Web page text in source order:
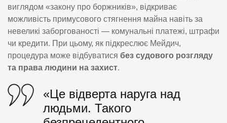
виглядом «закону про боржників», відкриває
можливість примусового стягнення майна навіть за
невеликі заборгованості — комунальні платежі, штрафи
чи кредити. При цьому, як підкреслює Мейдич,
процедура може відбуватися без судового розгляду
та права людини на захист.
«Це відверта наруга над
людьми. Такого